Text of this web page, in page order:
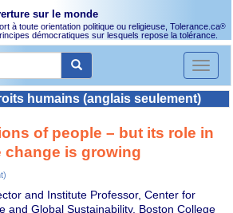
sur le monde
à toute orientation politique ou religieuse, Tolerance.ca®
démocratiques sur lesquels repose la tolérance.
Toggle
humains (anglais seulement)
of people – but its role in
change is growing
and Institute Professor, Center for
and Global Sustainability, Boston College